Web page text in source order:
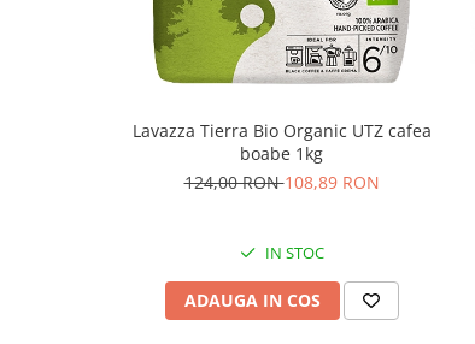
Lavazza Tierra Bio Organic UTZ cafea
boabe 1kg
124,00 RON108,89 RON
IN STOC
ADAUGA IN COS